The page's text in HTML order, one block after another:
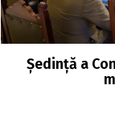
Şedinţă a